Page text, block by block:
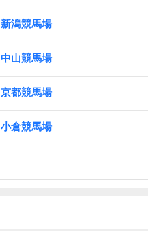
新潟競馬場
中山競馬場
京都競馬場
小倉競馬場